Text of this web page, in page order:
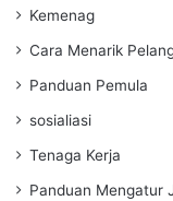
Kemenag
Cara Menarik
Panduan Pemula
sosialiasi
Tenaga Kerja
Panduan Mengatur